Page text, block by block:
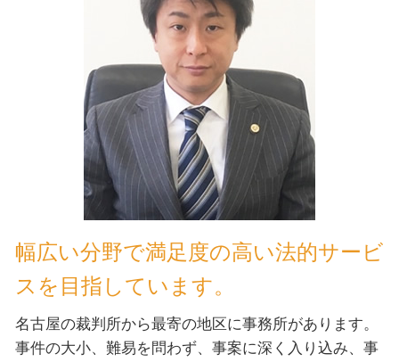
幅広い分野で満足度の高い法的サービ
スを目指しています。
名古屋の裁判所から最寄の地区に事務所があります。
事件の大小、難易を問わず、事案に深く入り込み、事